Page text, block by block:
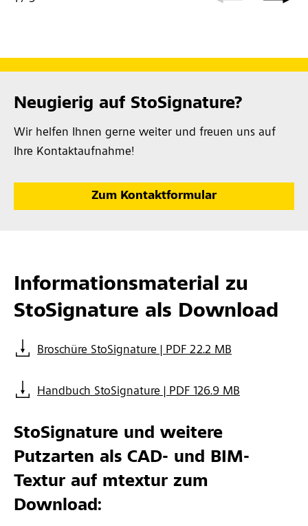
Neugierig auf StoSignature?
Wir helfen Ihnen gerne weiter und freuen uns auf
Ihre Kontaktaufnahme!
Zum Kontaktformular
Informationsmaterial zu
StoSignature als Download
Broschüre StoSignature | PDF 22.2 MB
Handbuch StoSignature | PDF 126.9 MB
StoSignature und weitere
Putzarten als CAD- und BIM-
Textur auf mtextur zum
Download: